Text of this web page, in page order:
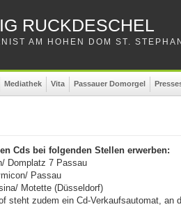
RUCKDESCHEL
AM HOHEN DOM ST.
Mediathek Vita Passauer Domorgel
Cds bei folgenden Stellen erwerben:
Domplatz 7 Passau
Passau
Motette (Düsseldorf)
steht zudem ein Cd-Verkaufsautomat, an